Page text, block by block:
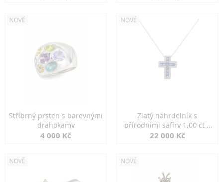
NOVÉ
Stříbrný prsten s barevnými
drahokamy
4 000 Kč
NOVÉ
Zlatý náhrdelník s
přírodními safíry 1,00 ct a
diamanty
22 000 Kč
NOVÉ NOVÉ